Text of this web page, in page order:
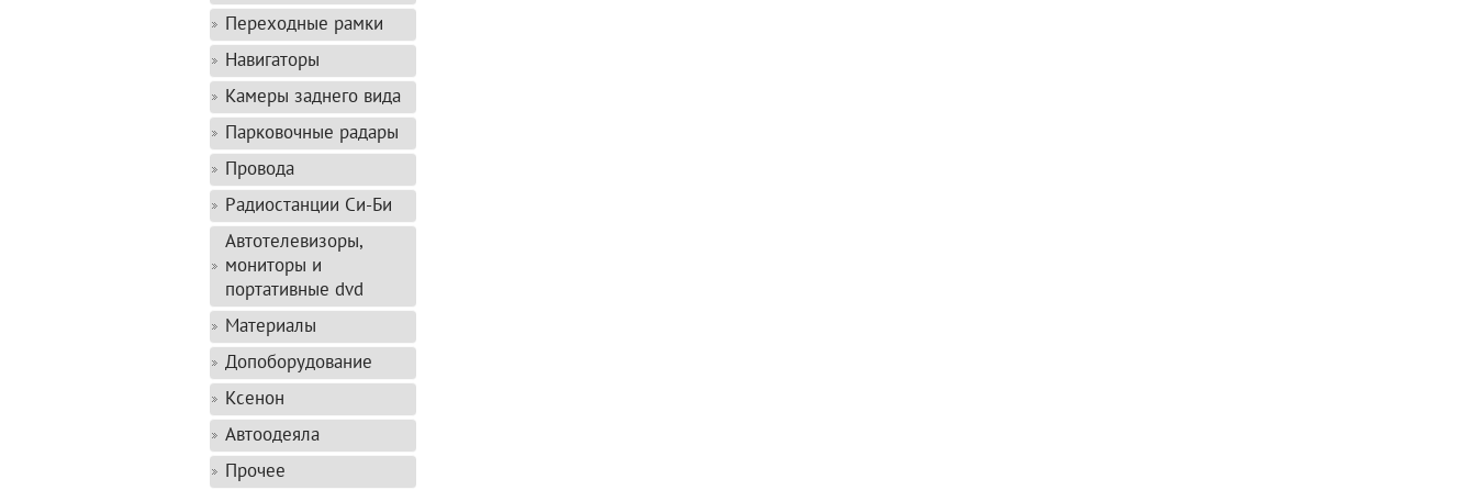
Переходные рамки
Навигаторы
Камеры заднего вида
Парковочные радары
Провода
Радиостанции Си-Би
Автотелевизоры,
мониторы и
портативные dvd
Материалы
Допоборудование
Ксенон
Автоодеяла
Прочее